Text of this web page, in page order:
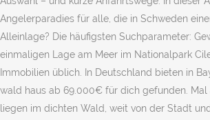
Angelerparadies für alle, die in Schweden
Alleinlage? Die häufigsten Suchparameter:
einmaligen Lage am Meer im Nationalpark
Immobilien üblich. In Deutschland bieten in
wald haus ab 69.000€ für dich gefunden. Mal
liegen im dichten Wald, weit von der Stadt